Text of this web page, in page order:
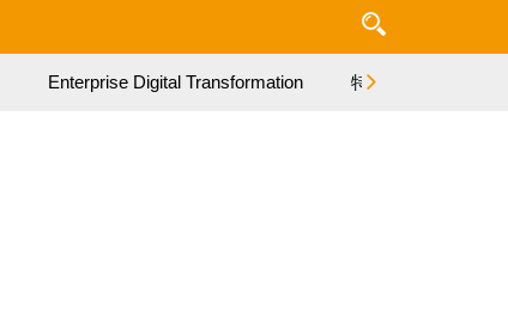
Enterprise Digital Transformation 特集